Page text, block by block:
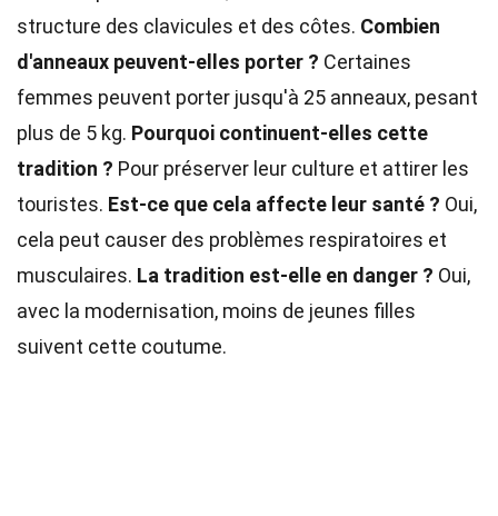
structure des clavicules et des côtes. Combien
d'anneaux peuvent-elles porter ? Certaines
femmes peuvent porter jusqu'à 25 anneaux, pesant
plus de 5 kg. Pourquoi continuent-elles cette
tradition ? Pour préserver leur culture et attirer les
touristes. Est-ce que cela affecte leur santé ? Oui,
cela peut causer des problèmes respiratoires et
musculaires. La tradition est-elle en danger ? Oui,
avec la modernisation, moins de jeunes filles
suivent cette coutume.